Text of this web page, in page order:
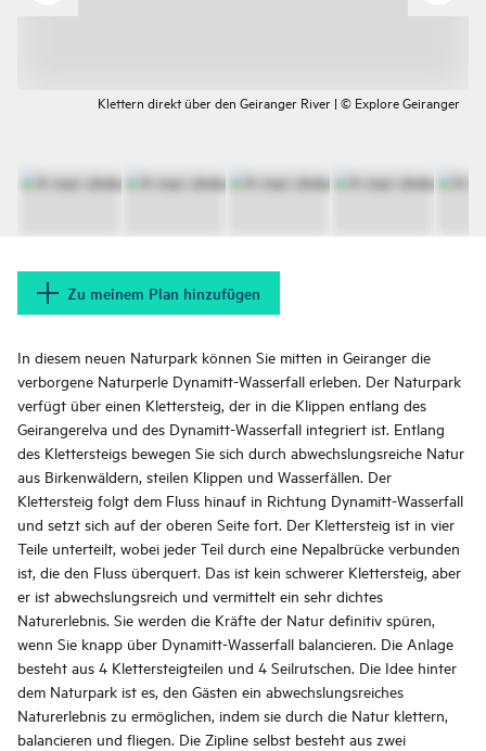
Klettern direkt über den Geiranger River | © Explore Geiranger
Zu meinem Plan hinzufügen
In diesem neuen Naturpark können Sie mitten in Geiranger die
verborgene Naturperle Dynamitt-Wasserfall erleben. Der Naturpark
verfügt über einen Klettersteig, der in die Klippen entlang des
Geirangerelva und des Dynamitt-Wasserfall integriert ist. Entlang
des Klettersteigs bewegen Sie sich durch abwechslungsreiche Natur
aus Birkenwäldern, steilen Klippen und Wasserfällen. Der
Klettersteig folgt dem Fluss hinauf in Richtung Dynamitt-Wasserfall
und setzt sich auf der oberen Seite fort. Der Klettersteig ist in vier
Teile unterteilt, wobei jeder Teil durch eine Nepalbrücke verbunden
ist, die den Fluss überquert. Das ist kein schwerer Klettersteig, aber
er ist abwechslungsreich und vermittelt ein sehr dichtes
Naturerlebnis. Sie werden die Kräfte der Natur definitiv spüren,
wenn Sie knapp über Dynamitt-Wasserfall balancieren. Die Anlage
besteht aus 4 Klettersteigteilen und 4 Seilrutschen. Die Idee hinter
dem Naturpark ist es, den Gästen ein abwechslungsreiches
Naturerlebnis zu ermöglichen, indem sie durch die Natur klettern,
balancieren und fliegen. Die Zipline selbst besteht aus zwei